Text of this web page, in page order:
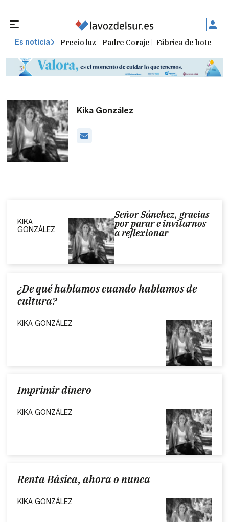
Es noticia Precio luz Padre Coraje Fábrica de botellas
Kika González
Señor Sánchez, gracias
por parar e invitarnos
a reflexionar
KIKA
GONZÁLEZ
¿De qué hablamos cuando hablamos de
cultura?
KIKA GONZÁLEZ
Imprimir dinero
KIKA GONZÁLEZ
Renta Básica, ahora o nunca
KIKA GONZÁLEZ